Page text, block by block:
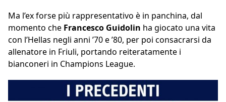
Ma l’ex forse più rappresentativo è in panchina, dal
momento che Francesco Guidolin ha giocato una vita
con l’Hellas negli anni ’70 e ’80, per poi consacrarsi da
allenatore in Friuli, portando reiteratamente i
bianconeri in Champions League.